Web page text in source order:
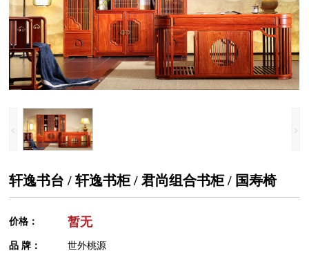
轩逸书台 / 轩逸书柜 / 君尚组合书柜 / 国寿椅
价格： 暂无
品 牌： 世外桃源